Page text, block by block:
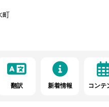
翻訳 新着情報 コンテ